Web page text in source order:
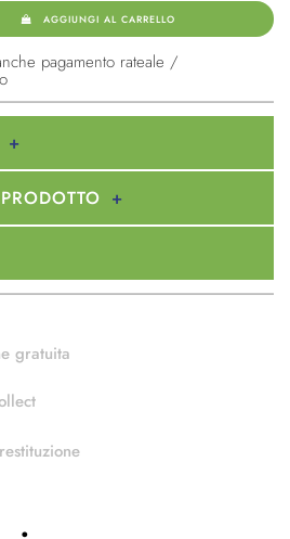
AGGIUNGI AL CARRELLO
pagamento rateale /
gratuita